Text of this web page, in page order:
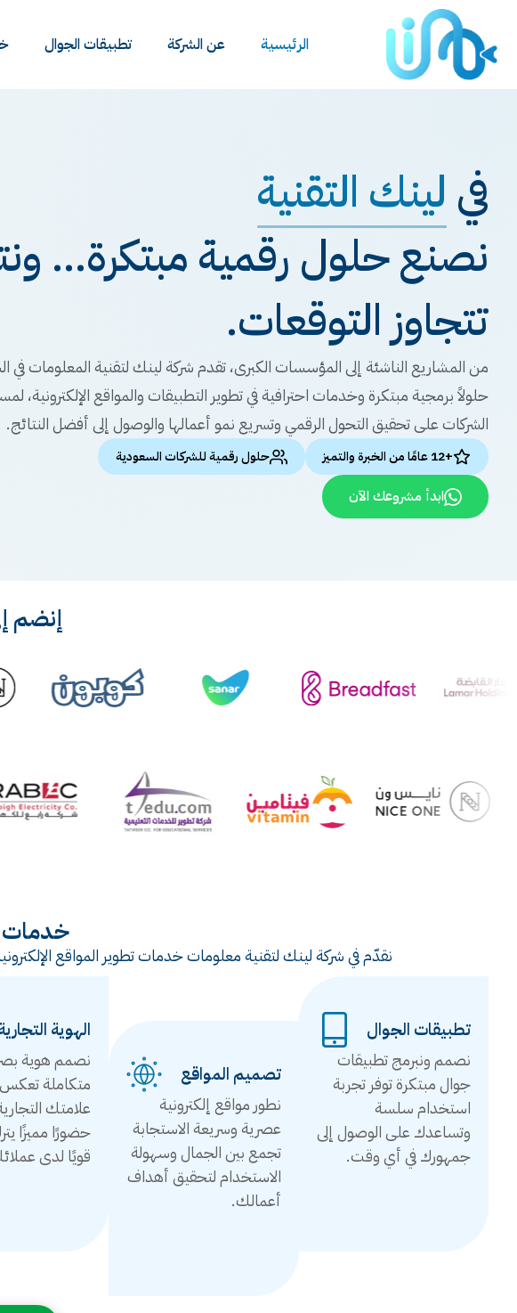
الرئيسية عن الشركة تطبيقات الجوال
في لينك التقنية
نصنع حلول رقمية مبتكرة...
تتجاوز التوقعات.
من المشاريع الناشئة إلى المؤسسات الكبرى، تقدم شركة لينك لتقنية المعلومات في
حلولاً برمجية مبتكرة وخدمات احترافية في تطوير التطبيقات والمواقع الإلكترونية،
الشركات على تحقيق التحول الرقمي وتسريع نمو أعمالها والوصول إلى أفضل النتائج.
+12 عامًا من الخبرة والتميز حلول رقمية للشركات السعودية
ابدأ مشروعك الآن
إنضم
خدمات
نقدّم في شركة لينك لتقنية معلومات خدمات تطوير المواقع
تطبيقات الجوال
نصمم ونبرمج تطبيقات
جوال مبتكرة توفر تجربة
استخدام سلسة
وتساعدك على الوصول إلى
جمهورك في أي وقت.
تصميم المواقع
نطور مواقع إلكترونية
عصرية وسريعة الاستجابة
تجمع بين الجمال وسهولة
الاستخدام لتحقيق أهداف
أعمالك.
الهوية
نصمم هوية
متكاملة
علامتك
حضورًا مميزًا
قويًا لدى